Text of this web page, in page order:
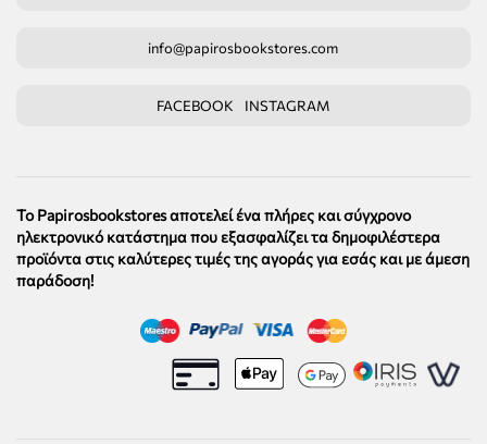
info@papirosbookstores.com
FACEBOOK INSTAGRAM
Το Papirosbookstores αποτελεί ένα πλήρες και σύγχρονο
ηλεκτρονικό κατάστημα που εξασφαλίζει τα δημοφιλέστερα
προϊόντα στις καλύτερες τιμές της αγοράς για εσάς και με άμεση
παράδοση!